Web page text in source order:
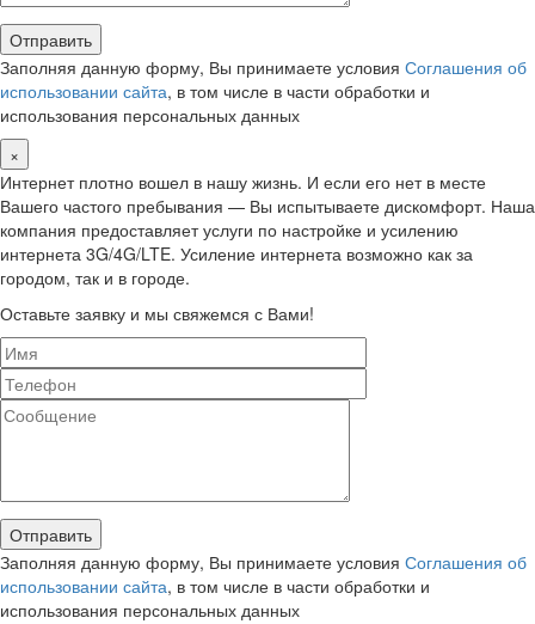
Заполняя данную форму, Вы принимаете условия Соглашения об
использовании сайта, в том числе в части обработки и
использования персональных данных
×
Интернет плотно вошел в нашу жизнь. И если его нет в месте
Вашего частого пребывания — Вы испытываете дискомфорт. Наша
компания предоставляет услуги по настройке и усилению
интернета 3G/4G/LTE. Усиление интернета возможно как за
городом, так и в городе.
Оставьте заявку и мы свяжемся с Вами!
Заполняя данную форму, Вы принимаете условия Соглашения об
использовании сайта, в том числе в части обработки и
использования персональных данных